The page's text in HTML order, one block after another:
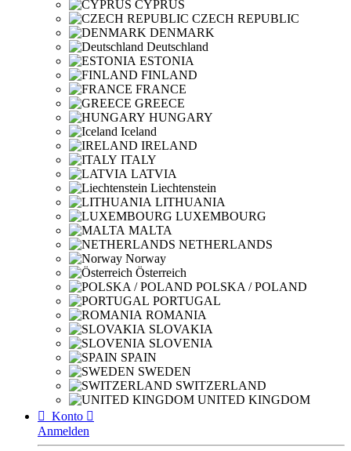
CYPRUS
CZECH REPUBLIC
DENMARK
Deutschland
ESTONIA
FINLAND
FRANCE
GREECE
HUNGARY
Iceland
IRELAND
ITALY
LATVIA
Liechtenstein
LITHUANIA
LUXEMBOURG
MALTA
NETHERLANDS
Norway
Österreich
POLSKA / POLAND
PORTUGAL
ROMANIA
SLOVAKIA
SLOVENIA
SPAIN
SWEDEN
SWITZERLAND
UNITED KINGDOM
 Konto 
Anmelden